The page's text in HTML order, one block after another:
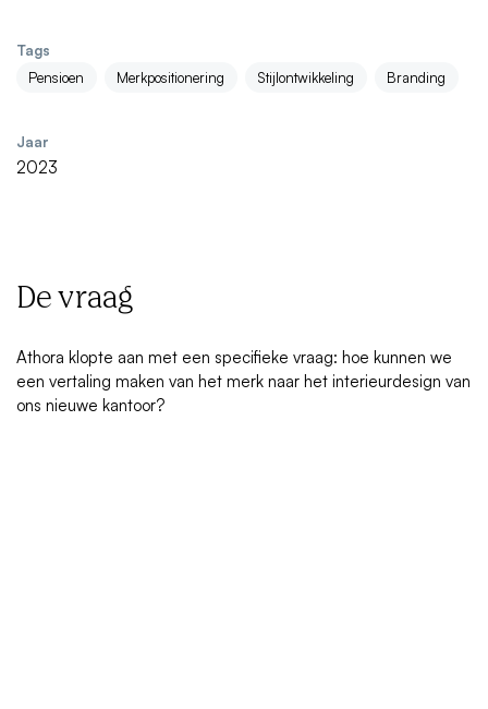
Tags
Pensioen
Merkpositionering Stijlontwikkeling Branding
Jaar
2023
De vraag
Athora klopte aan met een specifieke vraag: hoe kunnen we
een vertaling maken van het merk naar het interieurdesign van
ons nieuwe kantoor?